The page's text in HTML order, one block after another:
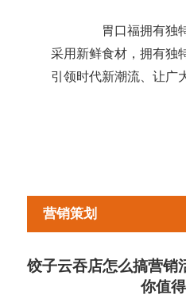
胃口福拥有独
采用新鲜食材，拥有独
引领时代新潮流、让广
营销策划
饺子云吞店怎么搞营销
你值